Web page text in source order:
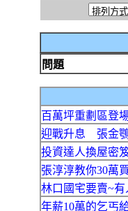
問題
百萬坪重劃區登
迎戰升息 張金
投資達人換屋密
張淳淳教你30萬
林口國宅要賣~有
年薪10萬的乞丐